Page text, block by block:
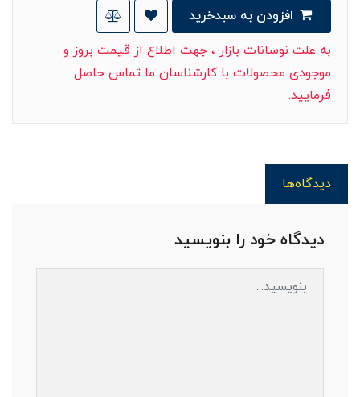
به علت نوسانات بازار ، جهت اطلاع از قیمت بروز و
موجودی محصولات با کارشناسان ما تماس حاصل
فرمایید.
دیدگاه‌ها
دیدگاه خود را بنویسید